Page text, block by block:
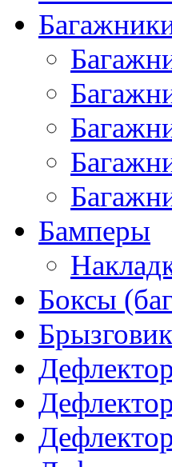
Бамперы
Боксы